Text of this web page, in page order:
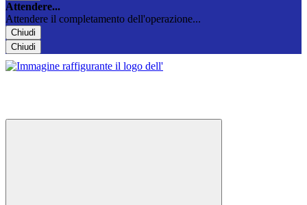
Attendere...
Attendere il completamento dell'operazione...
Chiudi
Chiudi